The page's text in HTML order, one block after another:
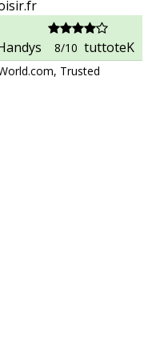
8/10 tuttoteK
Trusted